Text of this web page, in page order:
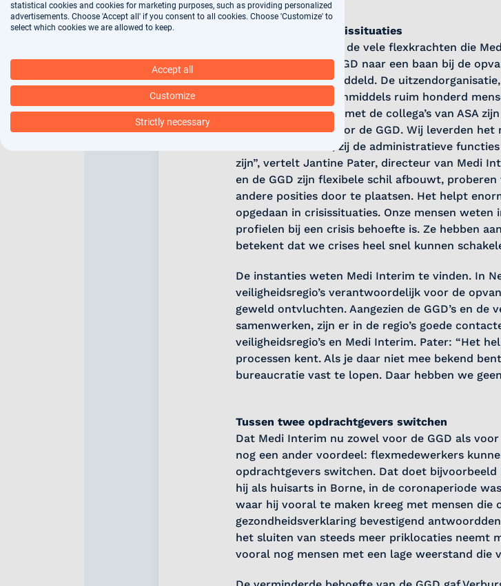
Veel ervaring in crisissituaties
Berkhout is één van de vele flexkrachten die
van een job bij de GGD naar een baan bij de
Oekraïne heeft bemiddeld. De
Netherlands, heeft inmiddels ruim honderd
loopt door. “Samen met de collega’s van ASA
de weer geweest voor de GGD. Wij leverden het
vaccinatielocaties, zij de administratieve
zijn”, vertelt Jantine Pater, directeur van Medi
en de GGD zijn flexibele schil afbouwt,
andere posities door te plaatsen. Het helpt
opgedaan in crisissituaties. Onze mensen weten
profielen bij een crisis behoefte is. Ze hebben
betekent dat we crises heel snel kunnen
De instanties weten Medi Interim te vinden. In
veiligheidsregio’s verantwoordelijk voor de
geweld ontvluchten. Aangezien de GGD’s en de
samenwerken, zijn er in de regio’s goede
veiligheidsregio’s en Medi Interim. Pater: “Het
processen kent. Als je daar niet mee bekend
bureaucratie vast te lopen. Daar hebben we
Tussen twee opdrachtgevers switchen
Dat Medi Interim nu zowel voor de GGD als
nog een ander voordeel: flexmedewerkers
opdrachtgevers switchen. Dat doet bijvoorbeeld
hij als huisarts in Borne, in de coronaperiode
waar hij vooral te maken kreeg met mensen die
gezondheidsverklaring bevestigend
het sluiten van steeds meer priklocaties neemt
vooral nog mensen met een lage weerstand die
statistical cookies and cookies for marketing purposes, such as providing personalized
advertisements. Choose 'Accept all' if you consent to all cookies. Choose 'Customize' to
select which cookies we are allowed to keep.
Accept all
Customize
Strictly necessary